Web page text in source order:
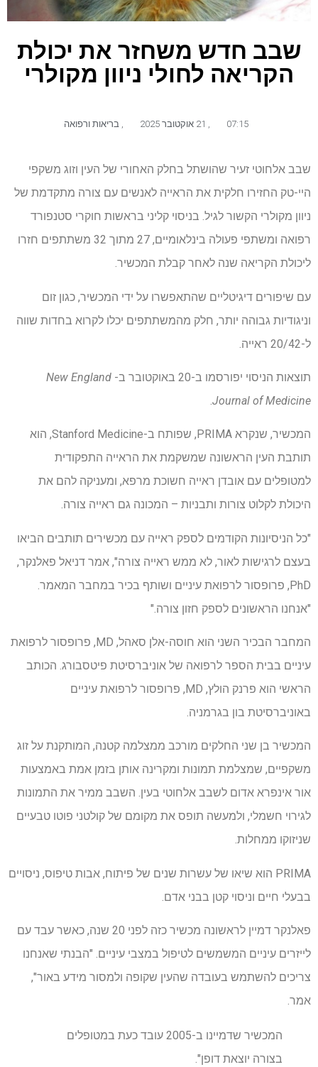
שבב חדש משחזר את יכולת
הקריאה לחולי ניוון מקולרי
07:15 בריאות ורפואה
שבב אלחוטי זעיר שהושתל בחלק האחורי של העין וזוג משקפי
היי-טק החזירו חלקית את הראייה לאנשים עם צורה מתקדמת של
ניוון מקולרי הקשור לגיל. בניסוי קליני בראשות חוקרי סטנפורד
רפואה ומשתפי פעולה בינלאומיים, 27 מתוך 32 משתתפים חזרו
ליכולת הקריאה שנה לאחר קבלת המכשיר.
עם שיפורים דיגיטליים שהתאפשרו על ידי המכשיר, כגון זום
וניגודיות גבוהה יותר, חלק מהמשתתפים יכלו לקרוא בחדות שווה
ל-20/42 ראייה.
תוצאות הניסוי יפורסמו ב-20 באוקטובר ב-
New England
Journal of Medicine
.
המכשיר, שנקרא PRIMA, שפותח ב-Stanford Medicine, הוא
תותבת העין הראשונה שמשקמת את הראייה התפקודית
למטופלים עם אובדן ראייה חשוכת מרפא, ומעניקה להם את
היכולת לקלוט צורות ותבניות – המכונה גם ראייה צורה.
"כל הניסיונות הקודמים לספק ראייה עם מכשירים תותבים הביאו
בעצם לרגישות לאור, לא ממש ראייה צורה", אמר דניאל פאלנקר,
PhD, פרופסור לרפואת עיניים ושותף בכיר במחבר המאמר.
"אנחנו הראשונים לספק חזון צורה."
המחבר הבכיר השני הוא חוסה-אלן סאהל, MD, פרופסור לרפואת
עיניים בבית הספר לרפואה של אוניברסיטת פיטסבורג. הכותב
הראשי הוא פרנק הולץ, MD, פרופסור לרפואת עיניים
באוניברסיטת בון בגרמניה.
המכשיר בן שני החלקים מורכב ממצלמה קטנה, המותקנת על זוג
משקפיים, שמצלמת תמונות ומקרינה אותן בזמן אמת באמצעות
אור אינפרא אדום לשבב אלחוטי בעין. השבב ממיר את התמונות
לגירוי חשמלי, ולמעשה תופס את מקומם של קולטני פוטו טבעיים
שניזוקו ממחלות.
PRIMA הוא שיאו של עשרות שנים של פיתוח, אבות טיפוס, ניסויים
בבעלי חיים וניסוי קטן בבני אדם.
פאלנקר דמיין לראשונה מכשיר כזה לפני 20 שנה, כאשר עבד עם
לייזרים עיניים המשמשים לטיפול במצבי עיניים. "הבנתי שאנחנו
צריכים להשתמש בעובדה שהעין שקופה ולמסור מידע באור",
אמר.
המכשיר שדמיינו ב-2005 עובד כעת במטופלים
בצורה יוצאת דופן".